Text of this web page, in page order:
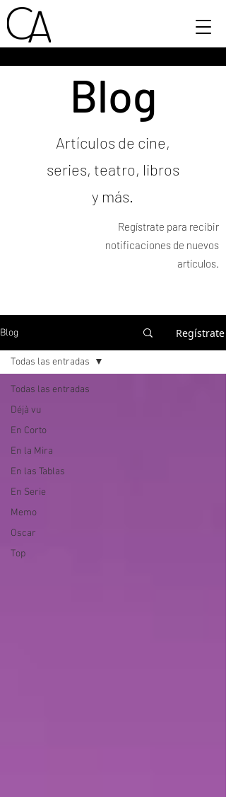
Blog
Artículos de cine,
series, teatro, libros
y más.
Regístrate para recibir
notificaciones de nuevos
artículos.
Blog Regístrate
Todas las entradas
Déjà vu
En Corto
En la Mira
En las Tablas
En Serie
Memo
Oscar
Top
Todas las entradas